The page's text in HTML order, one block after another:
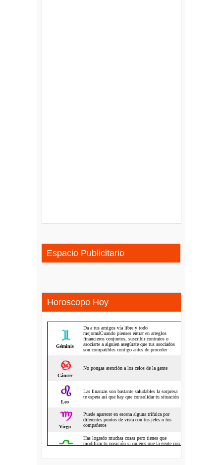
Espacio Publicitario
Horoscopo Hoy